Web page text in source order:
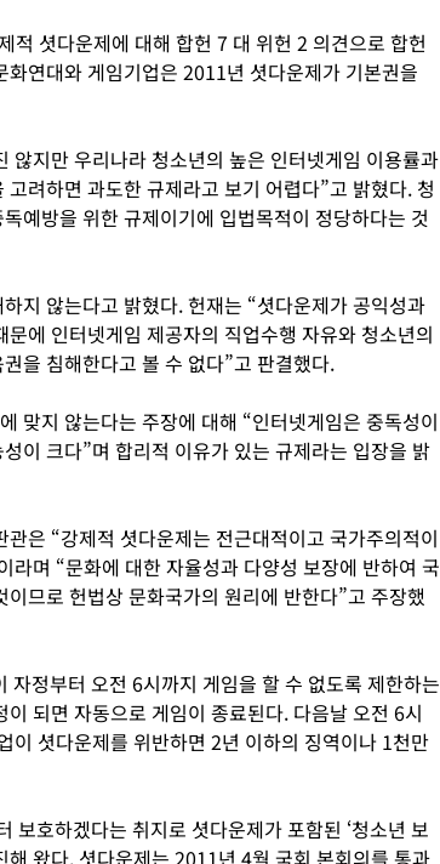
적 셧다운제에 대해 합헌 7 대 위헌 2 의견으로 합헌
연대와 게임기업은 2011년 셧다운제가 기본권을
않지만 우리나라 청소년의 높은 인터넷게임 이용률과
려하면 과도한 규제라고 보기 어렵다”고 밝혔다. 청
예방을 위한 규제이기에 입법목적이 정당하다는 것
지 않는다고 밝혔다. 헌재는 “셧다운제가 공익성과
에 인터넷게임 제공자의 직업수행 자유와 청소년의
을 침해한다고 볼 수 없다”고 판결했다.
맞지 않는다는 주장에 대해 “인터넷게임은 중독성이
이 크다”며 합리적 이유가 있는 규제라는 입장을 밝
은 “강제적 셧다운제는 전근대적이고 국가주의적이
라며 “문화에 대한 자율성과 다양성 보장에 반하여 국
므로 헌법상 문화국가의 원리에 반한다”고 주장했
자정부터 오전 6시까지 게임을 할 수 없도록 제한하는
되면 자동으로 게임이 종료된다. 다음날 오전 6시
이 셧다운제를 위반하면 2년 이하의 징역이나 1천만
보호하겠다는 취지로 셧다운제가 포함된 ‘청소년 보
해 왔다. 셧다운제는 2011년 4월 국회 본회의를 통과